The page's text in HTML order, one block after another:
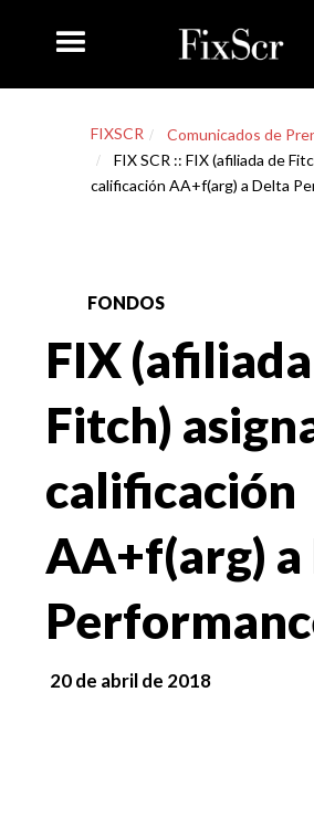
FIXSCR
Comunicados de
FIX SCR :: FIX (afiliada de
calificación AA+f(arg) a Delta
FONDOS
FIX
Fitch)
calificación
AA+f(arg)
20 de abril de 2018